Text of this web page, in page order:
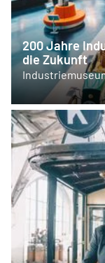
200 Jahre
die Zukunft